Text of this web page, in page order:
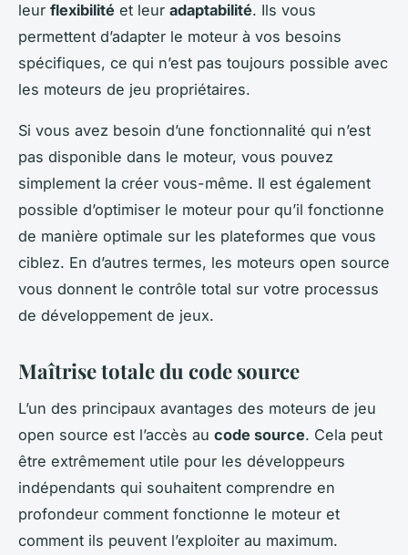
leur flexibilité et leur adaptabilité. Ils vous
permettent d’adapter le moteur à vos besoins
spécifiques, ce qui n’est pas toujours possible avec
les moteurs de jeu propriétaires.
Si vous avez besoin d’une fonctionnalité qui n’est
pas disponible dans le moteur, vous pouvez
simplement la créer vous-même. Il est également
possible d’optimiser le moteur pour qu’il fonctionne
de manière optimale sur les plateformes que vous
ciblez. En d’autres termes, les moteurs open source
vous donnent le contrôle total sur votre processus
de développement de jeux.
Maîtrise totale du code source
L’un des principaux avantages des moteurs de jeu
open source est l’accès au code source. Cela peut
être extrêmement utile pour les développeurs
indépendants qui souhaitent comprendre en
profondeur comment fonctionne le moteur et
comment ils peuvent l’exploiter au maximum.